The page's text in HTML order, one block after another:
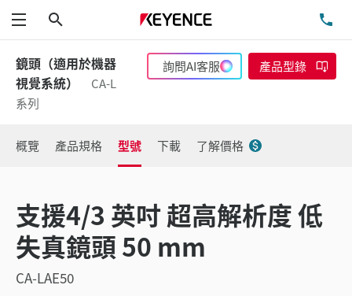
功能表
鏡頭（適用於機器
視覺系統）
CA-L
系列
詢問AI客服 產品型錄
概覽 產品規格 型號 下載 了解價格
支援4/3 英吋 超高解析度 低
失真鏡頭 50 mm
CA-LAE50